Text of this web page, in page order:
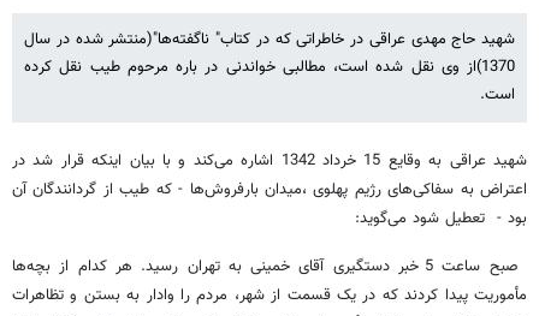
شهید حاج مهدی عراقی در خاطراتی که در کتاب" ناگفته‌‌‌‌‌‌‌‌‌‌‌‌‌‌‌‌ها"(منتشر شده در سال
1370)از وی نقل شده است، مطالبی خواندنی در باره مرحوم طیب نقل کرده
است.
شهید عراقی به وقایع 15 خرداد 1342 اشاره می‌کند و با بیان اینکه قرار شد در
اعتراض به سفاکی‌های رژیم پهلوی ،میدان بارفروش‌ها - که طیب از گردانندگان آن
بود - تعطیل شود می‌گوید:
صبح ساعت 5 خبر دستگیری آقای خمینی به تهران رسید. هر کدام از بچه‌ها
مأموریت پیدا کردند که در یک قسمت از شهر، مردم را وادار به بستن و تظاهرات